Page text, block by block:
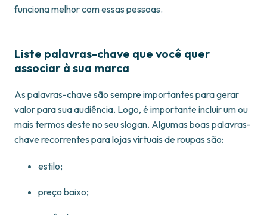
funciona melhor com essas pessoas.
Liste palavras-chave que você quer
associar à sua marca
As palavras-chave são sempre importantes para gerar
valor para sua audiência. Logo, é importante incluir um ou
mais termos deste no seu slogan. Algumas boas palavras-
chave recorrentes para lojas virtuais de roupas são:
estilo;
preço baixo;